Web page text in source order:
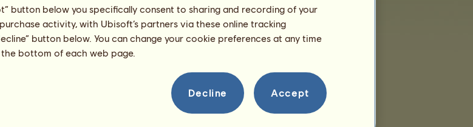
2490.00
2530.00
2580.00
2640.00
button below you specifically consent to sharing and recording of your
activity, with Ubisoft’s partners via these online tracking
button below. You can change your cookie preferences at any time
the bottom of each web page.
Decline Accept